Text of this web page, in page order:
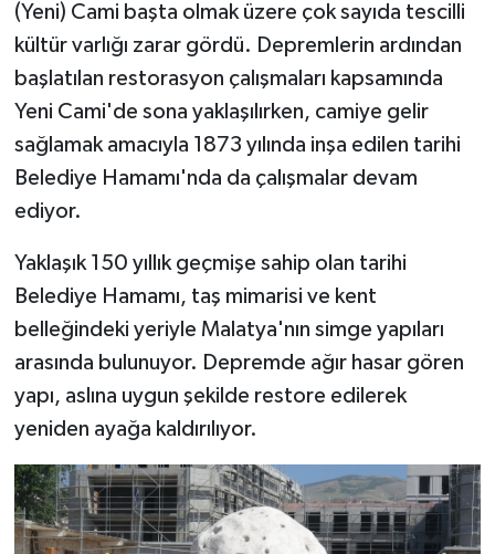
(Yeni) Cami başta olmak üzere çok sayıda tescilli
kültür varlığı zarar gördü. Depremlerin ardından
başlatılan restorasyon çalışmaları kapsamında
Yeni Cami'de sona yaklaşılırken, camiye gelir
sağlamak amacıyla 1873 yılında inşa edilen tarihi
Belediye Hamamı'nda da çalışmalar devam
ediyor.
Yaklaşık 150 yıllık geçmişe sahip olan tarihi
Belediye Hamamı, taş mimarisi ve kent
belleğindeki yeriyle Malatya'nın simge yapıları
arasında bulunuyor. Depremde ağır hasar gören
yapı, aslına uygun şekilde restore edilerek
yeniden ayağa kaldırılıyor.